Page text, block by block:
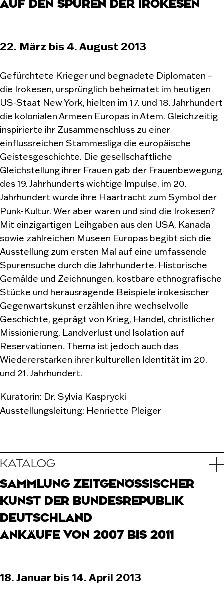
AUF DEN SPUREN DER IROKESEN
22. März bis 4. August 2013
Gefürchtete Krieger und begnadete Diplomaten –
die Irokesen, ursprünglich beheimatet im heutigen
US-Staat New York, hielten im 17. und 18. Jahrhundert
die kolonialen Armeen Europas in Atem. Gleichzeitig
inspirierte ihr Zusammenschluss zu einer
einflussreichen Stammesliga die europäische
Geistesgeschichte. Die gesellschaftliche
Gleichstellung ihrer Frauen gab der Frauenbewegung
des 19. Jahrhunderts wichtige Impulse, im 20.
Jahrhundert wurde ihre Haartracht zum Symbol der
Punk-Kultur. Wer aber waren und sind die Irokesen?
Mit einzigartigen Leihgaben aus den USA, Kanada
sowie zahlreichen Museen Europas begibt sich die
Ausstellung zum ersten Mal auf eine umfassende
Spurensuche durch die Jahrhunderte. Historische
Gemälde und Zeichnungen, kostbare ethnografische
Stücke und herausragende Beispiele irokesischer
Gegenwartskunst erzählen ihre wechselvolle
Geschichte, geprägt von Krieg, Handel, christlicher
Missionierung, Landverlust und Isolation auf
Reservationen. Thema ist jedoch auch das
Wiedererstarken ihrer kulturellen Identität im 20.
und 21. Jahrhundert.
Kuratorin: Dr. Sylvia Kasprycki
Ausstellungsleitung: Henriette Pleiger
KATALOG
SAMMLUNG ZEITGENÖSSISCHER
KUNST DER BUNDESREPUBLIK
DEUTSCHLAND
ANKÄUFE VON 2007 BIS 2011
18. Januar bis 14. April 2013